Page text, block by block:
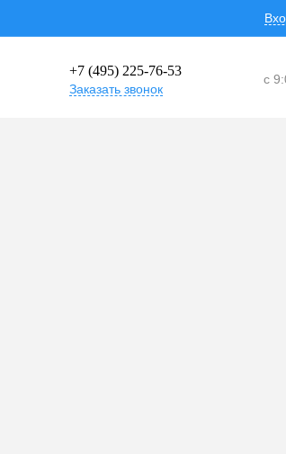
+7 (495) 225-76-53
Заказать звонок
с